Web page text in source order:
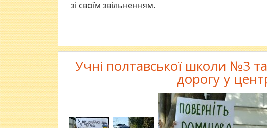
зі своїм звільненням.
Учні полтавської школи №3
дорогу у